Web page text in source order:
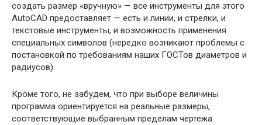
создать размер «вручную» — все инструменты для этого
AutoCAD предоставляет — есть и линии, и стрелки, и
текстовые инструменты, и возможность применения
специальных символов (нередко возникают проблемы с
постановкой по требованиям наших ГОСТов диаметров и
радиусов).
Кроме того, не забудем, что при выборе величины
программа ориентируется на реальные размеры,
соответствующие выбранным пределам чертежа.